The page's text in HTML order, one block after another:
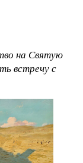
на Святую
встречу с